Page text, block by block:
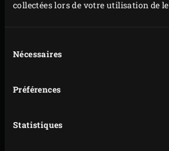
collectées lors de votre utilisation de
duNécessaires
Préférences
Statistiques
Retournez
et ajoutez oignon, poireau, ail
Mélangez les légumes de
couvercle de l’EGG et faites
jusqu’à ce que votre filet de
température à cœur de 65 °C et